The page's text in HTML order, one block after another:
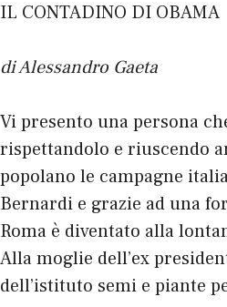
IL CONTADINO DI OBAMA
di Alessandro Gaeta
Vi presento una persona
rispettandolo e riuscendo
popolano le campagne
Bernardi e grazie ad una
Roma è diventato alla
Alla moglie dell’ex
dell’istituto semi e piante